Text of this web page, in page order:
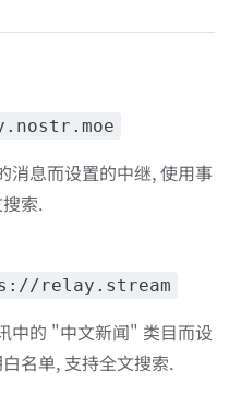
消息而设置的中继, 使用事
索.
relay.stream
中的 "中文新闻" 类目而设
名单, 支持全文搜索.